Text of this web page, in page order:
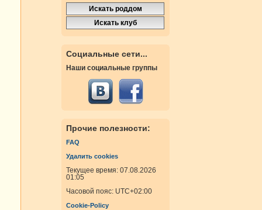
Социальные сети...
Наши социальные группы
Прочие полезности:
FAQ
Удалить cookies
Текущее время: 07.08.2026
01:05
Часовой пояс: UTC+02:00
Cookie-Policy